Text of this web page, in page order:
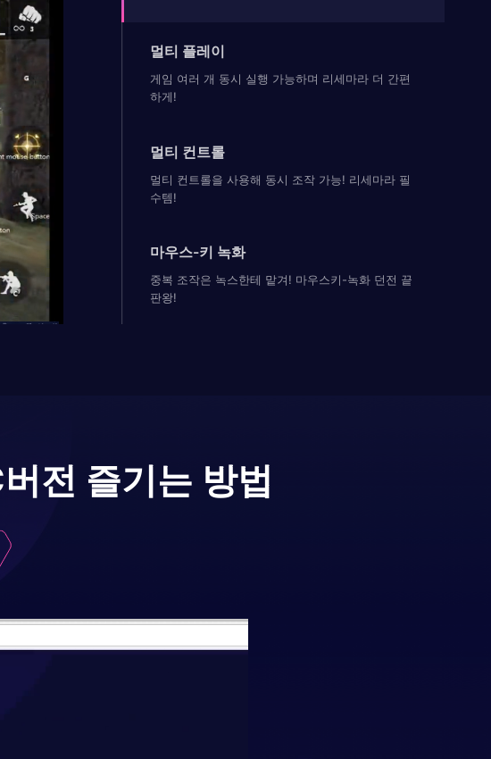
멀티 플레이
게임 여러 개 동시 실행 가능하며 리세마라 더 간편
하게!
멀티 컨트롤
멀티 컨트롤을 사용해 동시 조작 가능! 리세마라 필
수템!
마우스-키 녹화
중복 조작은 녹스한테 맡겨! 마우스키-녹화 던전 끝
판왕!
전 즐기는 방법